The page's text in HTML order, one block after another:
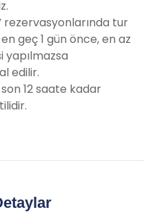
rezervasyonlarında tur
geç 1 gün önce, en az
yapılmazsa
edilir.
12 saate kadar